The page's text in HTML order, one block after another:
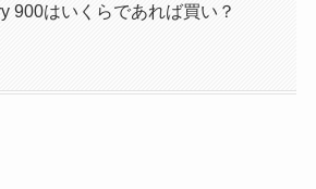
900はいくらであれば買い？